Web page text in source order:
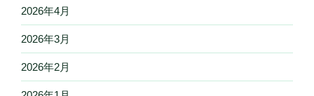
2026年4月
2026年3月
2026年2月